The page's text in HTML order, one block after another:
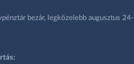
bezár, legközelebb augusztus 24-